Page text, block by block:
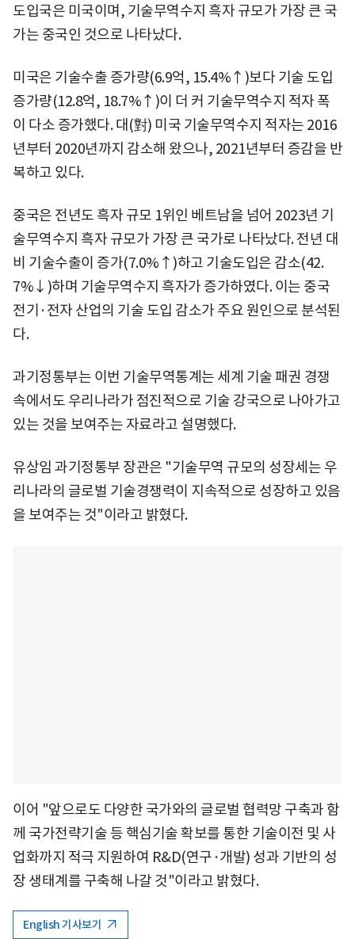
도입국은 미국이며, 기술무역수지 흑자 규모가 가장 큰 국
가는 중국인 것으로 나타났다.
미국은 기술수출 증가량(6.9억, 15.4%↑)보다 기술 도입
증가량(12.8억, 18.7%↑)이 더 커 기술무역수지 적자 폭
이 다소 증가했다. 대(對) 미국 기술무역수지 적자는 2016
년부터 2020년까지 감소해 왔으나, 2021년부터 증감을 반
복하고 있다.
중국은 전년도 흑자 규모 1위인 베트남을 넘어 2023년 기
술무역수지 흑자 규모가 가장 큰 국가로 나타났다. 전년 대
비 기술수출이 증가(7.0%↑)하고 기술도입은 감소(42.
7%↓)하며 기술무역수지 흑자가 증가하였다. 이는 중국
전기·전자 산업의 기술 도입 감소가 주요 원인으로 분석된
다.
과기정통부는 이번 기술무역통계는 세계 기술 패권 경쟁
속에서도 우리나라가 점진적으로 기술 강국으로 나아가고
있는 것을 보여주는 자료라고 설명했다.
유상임 과기정통부 장관은 "기술무역 규모의 성장세는 우
리나라의 글로벌 기술경쟁력이 지속적으로 성장하고 있음
을 보여주는 것"이라고 밝혔다.
이어 "앞으로도 다양한 국가와의 글로벌 협력망 구축과 함
께 국가전략기술 등 핵심기술 확보를 통한 기술이전 및 사
업화까지 적극 지원하여 R&D(연구·개발) 성과 기반의 성
장 생태계를 구축해 나갈 것"이라고 밝혔다.
English 기사보기